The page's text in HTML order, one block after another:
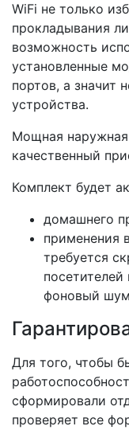
WiFi не только
прокладывания
возможность
установленные
портов, а значит
устройства.
Мощная наружная
качественный
Комплект будет
домашнего
применения
требуется
посетителей
фоновый
Для того, чтобы
сформировали
проверяет все